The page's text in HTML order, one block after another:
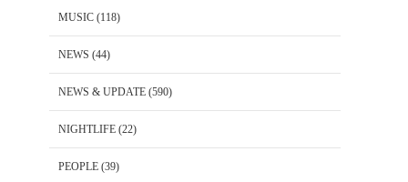
MUSIC (118)
NEWS (44)
NEWS & UPDATE (590)
NIGHTLIFE (22)
PEOPLE (39)